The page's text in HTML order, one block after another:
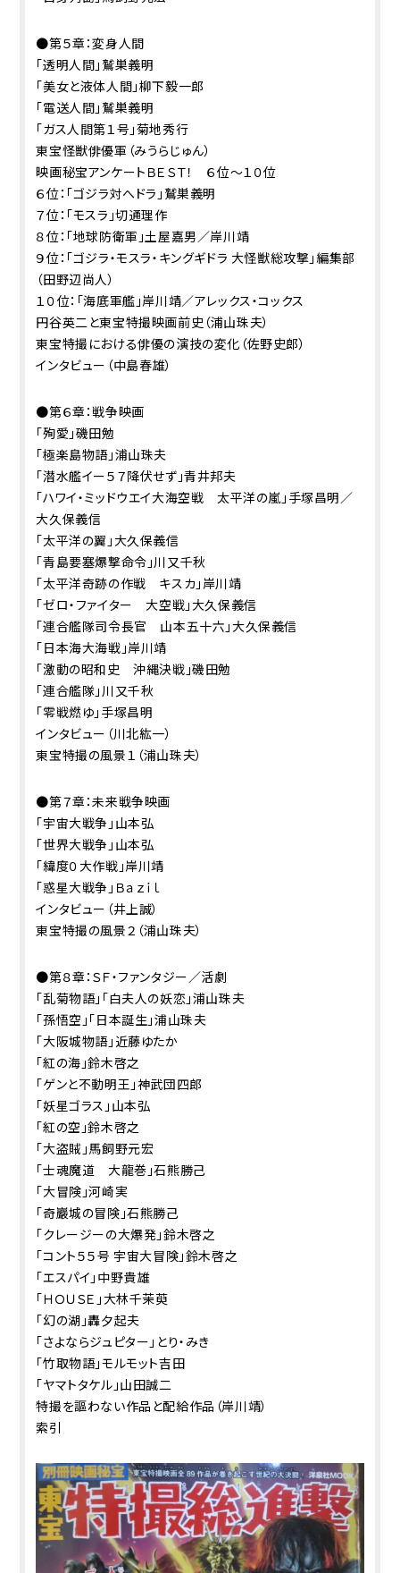
●第５章：変身人間
「透明人間」鷲巣義明
「美女と液体人間」柳下毅一郎
「電送人間」鷲巣義明
「ガス人間第１号」菊地秀行
東宝怪獣俳優軍（みうらじゅん）
映画秘宝アンケートＢＥＳＴ！ ６位～１０位
６位：「ゴジラ対へドラ」鷲巣義明
７位：「モスラ」切通理作
８位：「地球防衛軍」土屋嘉男／岸川靖
９位：「ゴジラ・モスラ・キングギドラ 大怪獣総攻撃」編集部
（田野辺尚人）
１０位：「海底軍艦」岸川靖／アレックス・コックス
円谷英二と東宝特撮映画前史（浦山珠夫）
東宝特撮における俳優の演技の変化（佐野史郎）
インタビュー（中島春雄）
●第６章：戦争映画
「殉愛」磯田勉
「極楽島物語」浦山珠夫
「潜水艦イー５７降伏せず」青井邦夫
「ハワイ・ミッドウエイ大海空戦 太平洋の嵐」手塚昌明／
大久保義信
「太平洋の翼」大久保義信
「青島要塞爆撃命令」川又千秋
「太平洋奇跡の作戦 キスカ」岸川靖
「ゼロ・ファイター 大空戦」大久保義信
「連合艦隊司令長官 山本五十六」大久保義信
「日本海大海戦」岸川靖
「激動の昭和史 沖縄決戦」磯田勉
「連合艦隊」川又千秋
「零戦燃ゆ」手塚昌明
インタビュー（川北紘一）
東宝特撮の風景１（浦山珠夫）
●第７章：未来戦争映画
「宇宙大戦争」山本弘
「世界大戦争」山本弘
「緯度０大作戦」岸川靖
「惑星大戦争」Ｂａｚｉｌ
インタビュー（井上誠）
東宝特撮の風景２（浦山珠夫）
●第８章：ＳＦ・ファンタジー／活劇
「乱菊物語」「白夫人の妖恋」浦山珠夫
「孫悟空」「日本誕生」浦山珠夫
「大阪城物語」近藤ゆたか
「紅の海」鈴木啓之
「ゲンと不動明王」神武団四郎
「妖星ゴラス」山本弘
「紅の空」鈴木啓之
「大盗賊」馬飼野元宏
「士魂魔道 大龍巻」石熊勝己
「大冒険」河崎実
「奇巖城の冒険」石熊勝己
「クレージーの大爆発」鈴木啓之
「コント５５号 宇宙大冒険」鈴木啓之
「エスパイ」中野貴雄
「ＨＯＵＳＥ」大林千茉萸
「幻の湖」轟夕起夫
「さよならジュピター」とり・みき
「竹取物語」モルモット吉田
「ヤマトタケル」山田誠二
特撮を謳わない作品と配給作品（岸川靖）
索引